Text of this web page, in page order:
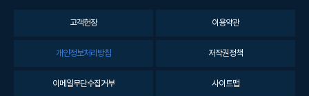
고객헌장 이용약관
개인정보처리방침 저작권정책
이메일무단수집거부 사이트맵